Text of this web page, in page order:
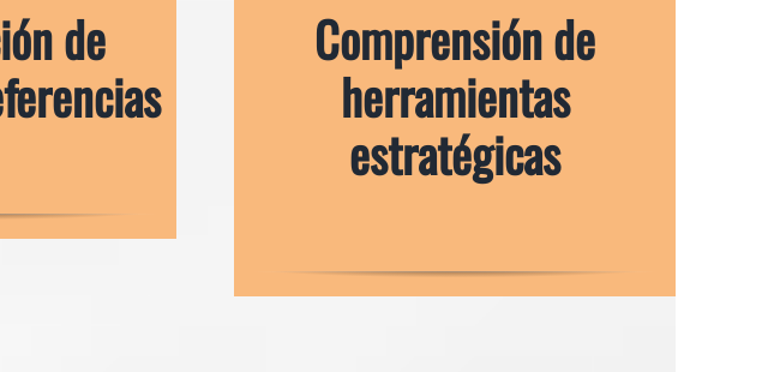
de
Comprensión de
herramientas
estratégicas